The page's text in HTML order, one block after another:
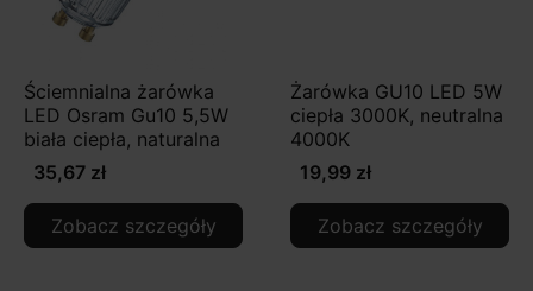
Ściemnialna żarówka
LED Osram Gu10 5,5W
biała ciepła, naturalna
35,67 zł
Zobacz szczegóły
Żarówka GU10 LED 5W
ciepła 3000K, neutralna
4000K
19,99 zł
Zobacz szczegóły